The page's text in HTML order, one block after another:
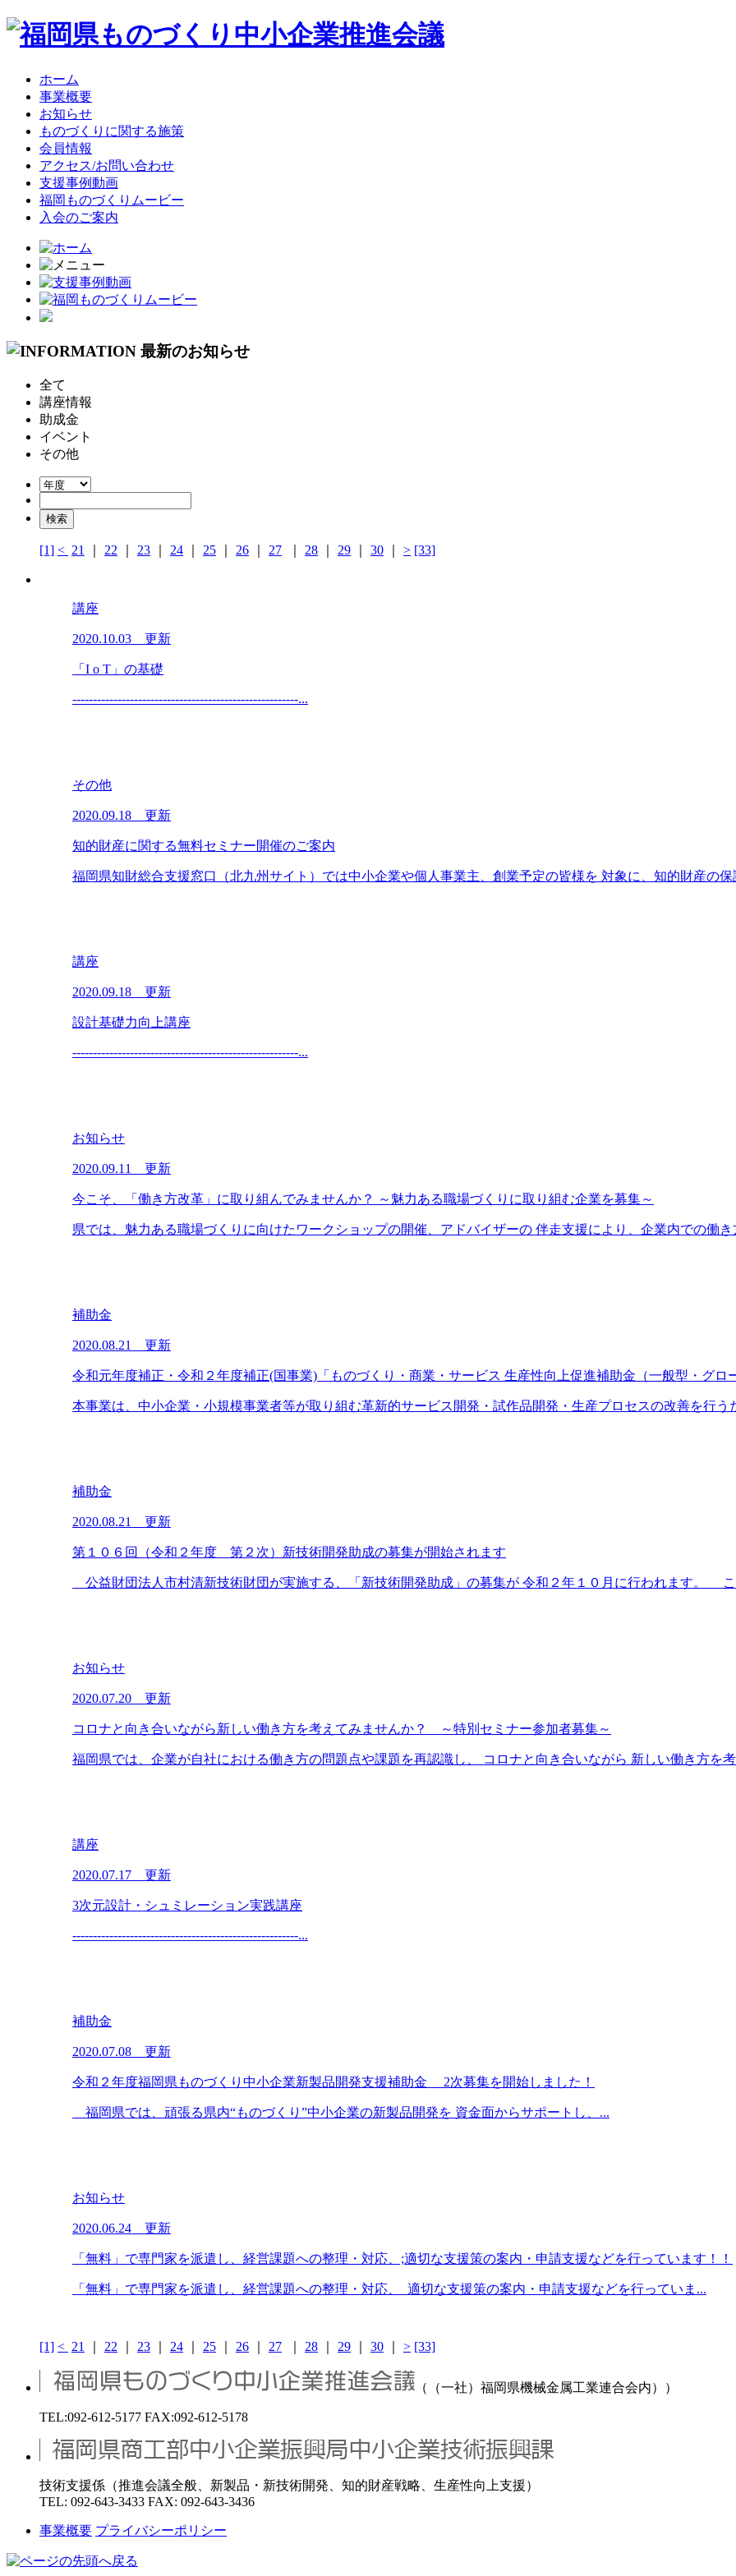
ホーム
事業概要
お知らせ
ものづくりに関する施策
会員情報
アクセス/お問い合わせ
支援事例動画
福岡ものづくりムービー
入会のご案内
全て
講座情報
助成金
イベント
その他
[1] < 21 22 23 24 25 26 27 28 29 30 > [33]
講座
2020.10.03 更新
「I o T」の基礎
-------------------------------------------------------...
その他
2020.09.18 更新
知的財産に関する無料セミナー開催のご案内
福岡県知財総合支援窓口（北九州サイト）では中小企業や個人事業主、創業予定の皆様を 対象に、知的財産の保
講座
2020.09.18 更新
設計基礎力向上講座
-------------------------------------------------------...
お知らせ
2020.09.11 更新
今こそ、「働き方改革」に取り組んでみませんか？ ～魅力ある職場づくりに取り組む企業を募集～
県では、魅力ある職場づくりに向けたワークショップの開催、アドバイザーの 伴走支援により、企業内での働き
補助金
2020.08.21 更新
令和元年度補正・令和２年度補正(国事業)「ものづくり・商業・サービス 生産性向上促進補助金（一般型・グ
本事業は、中小企業・小規模事業者等が取り組む革新的サービス開発・試作品開発・生産プロセスの改善を行う
補助金
2020.08.21 更新
第１０６回（令和２年度 第２次）新技術開発助成の募集が開始されます
公益財団法人市村清新技術財団が実施する、「新技術開発助成」の募集が 令和２年１０月に行われます。
お知らせ
2020.07.20 更新
コロナと向き合いながら新しい働き方を考えてみませんか？ ～特別セミナー参加者募集～
福岡県では、企業が自社における働き方の問題点や課題を再認識し、 コロナと向き合いながら 新しい働き方を
講座
2020.07.17 更新
3次元設計・シュミレーション実践講座
-------------------------------------------------------...
補助金
2020.07.08 更新
令和２年度福岡県ものづくり中小企業新製品開発支援補助金 2次募集を開始しました！
福岡県では、頑張る県内“ものづくり”中小企業の新製品開発を 資金面からサポートし、...
お知らせ
2020.06.24 更新
「無料」で専門家を派遣し、経営課題への整理・対応、;適切な支援策の案内・申請支援などを行っています！！
「無料」で専門家を派遣し、経営課題への整理・対応、 適切な支援策の案内・申請支援などを行っていま...
[1] < 21 22 23 24 25 26 27 28 29 30 > [33]
（（一社）福岡県機械金属工業連合会内））
TEL:092-612-5177 FAX:092-612-5178
技術支援係（推進会議全般、新製品・新技術開発、知的財産戦略、生産性向上支援）
TEL: 092-643-3433 FAX: 092-643-3436
事業概要 プライバシーポリシー